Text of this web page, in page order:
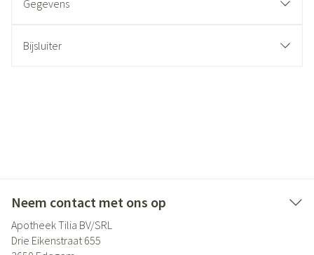
Gegevens
Bijsluiter
Neem contact met ons op
Apotheek Tilia BV/SRL
Drie Eikenstraat 655